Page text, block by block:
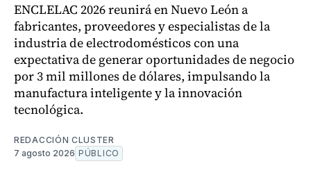
ENCLELAC 2026 reunirá en Nuevo León a
fabricantes, proveedores y especialistas de la
industria de electrodomésticos con una
expectativa de generar oportunidades de negocio
por 3 mil millones de dólares, impulsando la
manufactura inteligente y la innovación
tecnológica.
REDACCIÓN CLUSTER
7 agosto 2026 PÚBLICO